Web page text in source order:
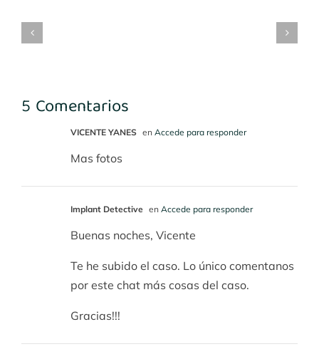
Implantes
5 Comentarios
VICENTE YANES en Accede para responder
Mas fotos
Implant Detective en Accede para responder
Buenas noches, Vicente
Te he subido el caso. Lo único comentanos
por este chat más cosas del caso.
Gracias!!!